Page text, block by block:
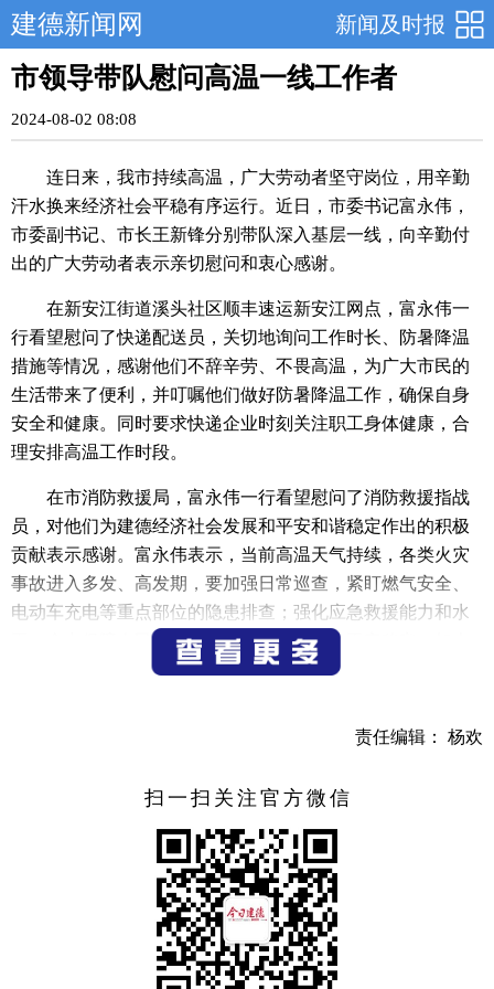
新闻及时报
建德新闻网
市领导带队慰问高温一线工作者
2024-08-02 08:08
连日来，我市持续高温，广大劳动者坚守岗位，用辛勤
汗水换来经济社会平稳有序运行。近日，市委书记富永伟，
市委副书记、市长王新锋分别带队深入基层一线，向辛勤付
出的广大劳动者表示亲切慰问和衷心感谢。
在新安江街道溪头社区顺丰速运新安江网点，富永伟一
行看望慰问了快递配送员，关切地询问工作时长、防暑降温
措施等情况，感谢他们不辞辛劳、不畏高温，为广大市民的
生活带来了便利，并叮嘱他们做好防暑降温工作，确保自身
安全和健康。同时要求快递企业时刻关注职工身体健康，合
理安排高温工作时段。
在市消防救援局，富永伟一行看望慰问了消防救援指战
员，对他们为建德经济社会发展和平安和谐稳定作出的积极
贡献表示感谢。富永伟表示，当前高温天气持续，各类火灾
事故进入多发、高发期，要加强日常巡查，紧盯燃气安全、
电动车充电等重点部位的隐患排查；强化应急救援能力和水
平，全力保障人民群众生命财产安全和社会平安稳定；加大
消防宣传力度，增强市民消防安全意识和应急处置能力。
了解项目进展情况和高温期间一线工人的生产生活情况，对
负责人合理安排作业时间，做好防暑降温措施，确保安全文
明施工，同时为一线工人提供良好的工作环境和必要的生活
在市公路服务中心，富永伟看望慰问一线养护工人，对
他们在高温酷暑下坚守岗位、为公路保通保畅付出的辛劳和
汗水表示感谢，并叮嘱大家做好自身防护，避免高温中暑。
责任编辑： 杨欢
扫一扫关注官方微信